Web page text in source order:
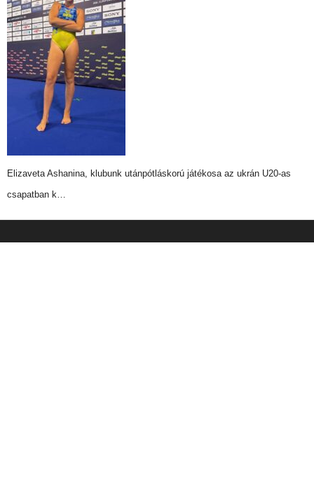
Elizaveta Ashanina, klubunk utánpótláskorú játékosa az ukrán U20-as
csapatban k…